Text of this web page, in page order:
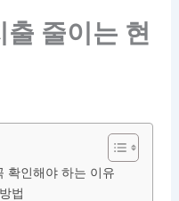
줄이는 현
확인해야 하는 이유
법